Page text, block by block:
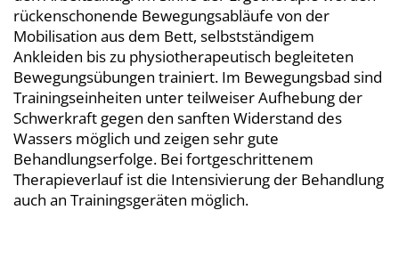
rückenschonende Bewegungsabläufe von der
Mobilisation aus dem Bett, selbstständigem
Ankleiden bis zu physiotherapeutisch begleiteten
Bewegungsübungen trainiert. Im Bewegungsbad sind
Trainingseinheiten unter teilweiser Aufhebung der
Schwerkraft gegen den sanften Widerstand des
Wassers möglich und zeigen sehr gute
Behandlungserfolge. Bei fortgeschrittenem
Therapieverlauf ist die Intensivierung der Behandlung
auch an Trainingsgeräten möglich.